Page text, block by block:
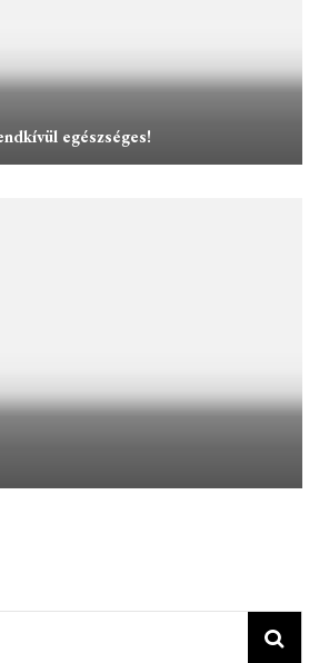
egészséges!